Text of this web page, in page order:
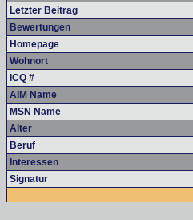
Letzter Beitrag
Bewertungen
Homepage
Wohnort
ICQ #
AIM Name
MSN Name
Alter
Beruf
Interessen
Signatur